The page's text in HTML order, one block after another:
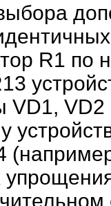
R1 по
VD1,